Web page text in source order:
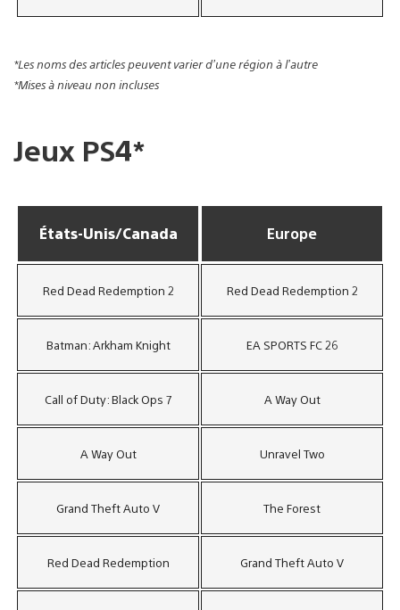
*Les noms des articles peuvent varier d’une région à l’autre
*Mises à niveau non incluses
Jeux PS4*
États-Unis/Canada Europe
Red Dead Redemption 2 Red Dead Redemption 2
Batman: Arkham Knight EA SPORTS FC 26
Call of Duty: Black Ops 7 A Way Out
A Way Out Unravel Two
Grand Theft Auto V The Forest
Red Dead Redemption Grand Theft Auto V